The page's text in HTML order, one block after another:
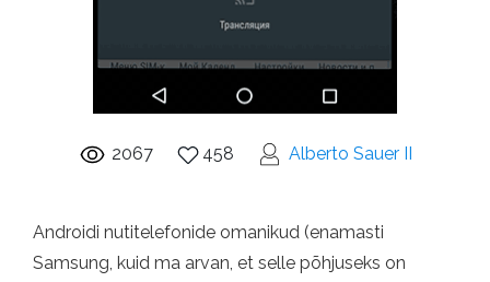
2067 458 Alberto Sauer II
Androidi nutitelefonide omanikud (enamasti
Samsung, kuid ma arvan, et selle põhjuseks on